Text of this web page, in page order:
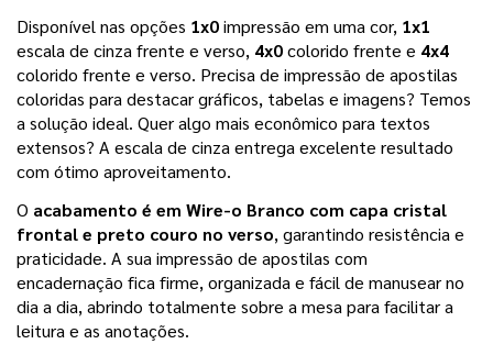
Disponível nas opções 1x0 impressão em uma cor, 1x1
escala de cinza frente e verso, 4x0 colorido frente e 4x4
colorido frente e verso. Precisa de impressão de apostilas
coloridas para destacar gráficos, tabelas e imagens? Temos
a solução ideal. Quer algo mais econômico para textos
extensos? A escala de cinza entrega excelente resultado
com ótimo aproveitamento.
O acabamento é em Wire-o Branco com capa cristal
frontal e preto couro no verso, garantindo resistência e
praticidade. A sua impressão de apostilas com
encadernação fica firme, organizada e fácil de manusear no
dia a dia, abrindo totalmente sobre a mesa para facilitar a
leitura e as anotações.